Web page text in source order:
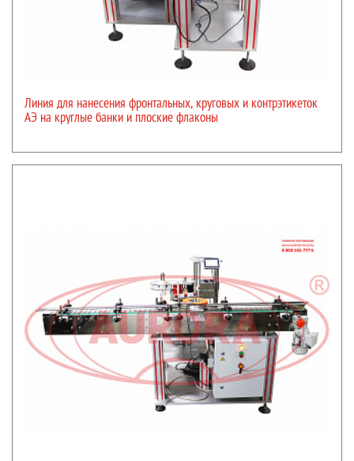
Линия для нанесения фронтальных, круговых и контрэтикеток
АЭ на круглые банки и плоские флаконы